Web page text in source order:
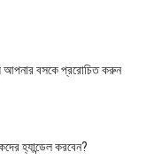
আপনার বসকে প্ররোচিত করুন
হ্যান্ডেল করবেন?